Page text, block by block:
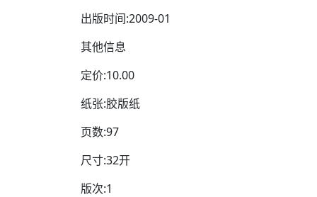
出版时间:2009-01
其他信息
定价:10.00
纸张:胶版纸
页数:97
尺寸:32开
版次:1